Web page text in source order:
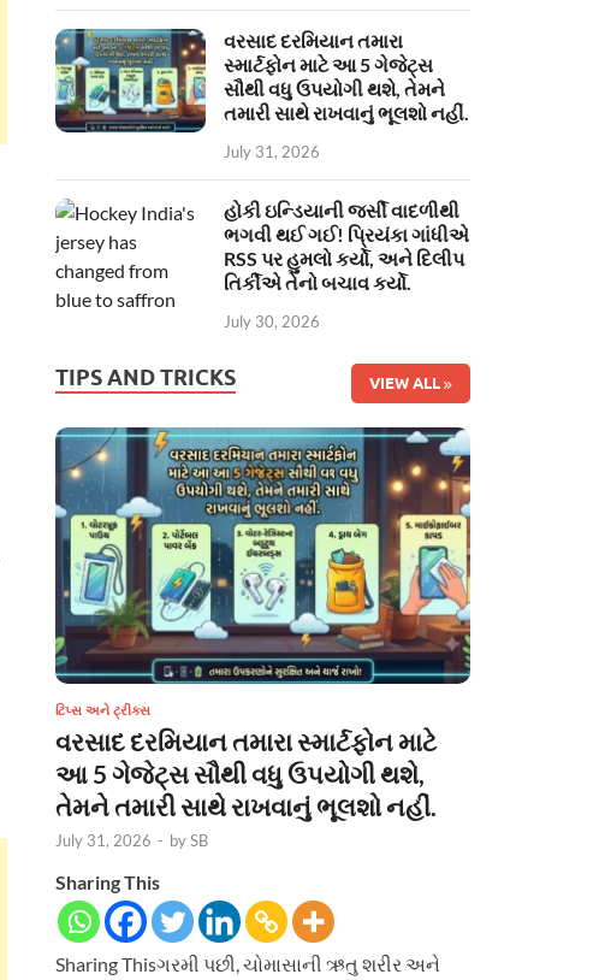
વરસાદ દરમિયાન તમારા
સ્માર્ટફોન માટે આ 5 ગેજેટ્સ
સૌથી વધુ ઉપયોગી થશે, તેમને
તમારી સાથે રાખવાનું ભૂલશો નહીં.
July 31, 2026
હોકી ઇન્ડિયાની જર્સી વાદળીથી
ભગવી થઈ ગઈ! પ્રિયંકા ગાંધીએ
RSS પર હુમલો કર્યો, અને દિલીપ
તિર્કીએ તેનો બચાવ કર્યો.
July 30, 2026
TIPS AND TRICKS VIEW ALL
ટિપ્સ અને ટ્રીક્સ
વરસાદ દરમિયાન તમારા સ્માર્ટફોન માટે
આ 5 ગેજેટ્સ સૌથી વધુ ઉપયોગી થશે,
તેમને તમારી સાથે રાખવાનું ભૂલશો નહીં.
July 31, 2026 - bySB
Sharing This
Sharing Thisગરમી પછી, ચોમાસાની ઋતુ શરીર અને